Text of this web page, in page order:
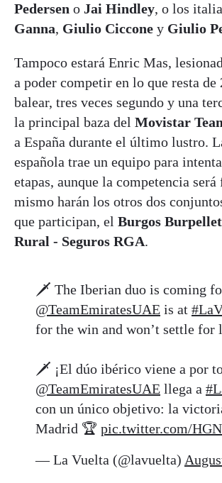
Pedersen o Jai Hindley, o los
Ganna, Giulio Ciccone y Giulio
Tampoco estará Enric Mas,
a poder competir en lo que resta de
balear, tres veces segundo y una
la principal baza del Movistar
a España durante el último lustro.
española trae un equipo para
etapas, aunque la competencia
mismo harán los otros dos
que participan, el Burgos
Rural - Seguros RGA.
🗡️ The Iberian duo is coming
@TeamEmiratesUAE is at
for the win and won’t settle for
🗡️ ¡El dúo ibérico viene a por
@TeamEmiratesUAE llega a
con un único objetivo: la
Madrid 🏆 pic.twitter.com/
— La Vuelta (@lavuelta)